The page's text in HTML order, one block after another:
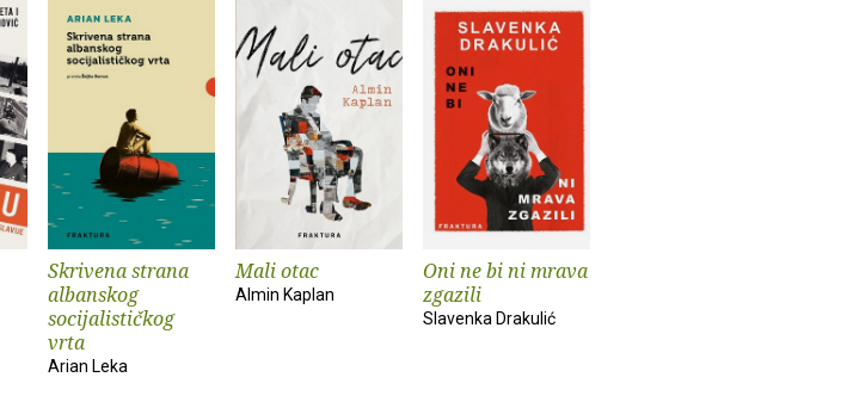
Skrivena strana
albanskog
socijalističkog
vrta
Arian Leka
Mali otac
Almin Kaplan
Oni ne bi ni mrava
zgazili
Slavenka Drakulić